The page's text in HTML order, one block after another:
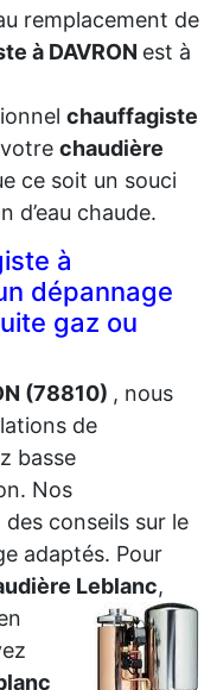
remplacement de
à DAVRON est à
chauffagiste
chaudière
ce soit un souci
d’eau chaude.
à
dépannage
gaz ou
(78810) , nous
de
basse
Nos
conseils sur le
adaptés. Pour
Leblanc,